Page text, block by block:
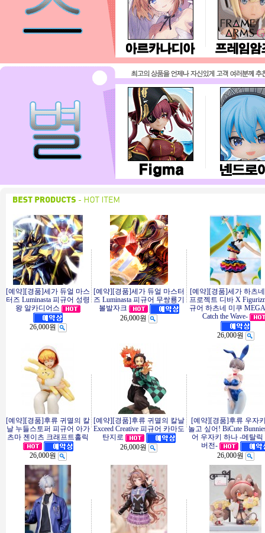
[예약][경품]세가 듀얼 마스
터즈 Luminasta 피규어 성령
왕 알카디어스
26,000원
[예약][경품]세가 듀얼 마스터
즈 Luminasta 피규어 무쌍룡기
볼발자크
26,000원
[예약][경품]세가 하츠
프로젝트 디바 X
규어 하츠네 미쿠
Catch the Wave-
26,000원
[예약][경품]후류 귀멸의 칼
날 누들스토퍼 피규어 아가
츠마 젠이츠 크래프트홀릭
26,000원
[예약][경품]후류 귀멸의 칼날
Exceed Creative 피규어 카마도
탄지로
26,000원
[예약][경품]후류 우자
놀고 싶어! BiCute
어 우자키 하나 -메탈릭
버전-
26,000원